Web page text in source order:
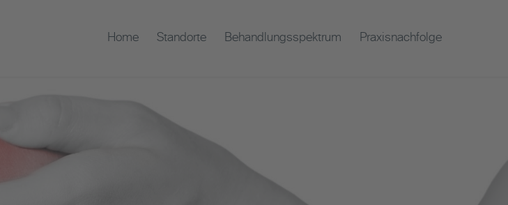
Home Standorte Behandlungsspektrum Praxisnachfolge